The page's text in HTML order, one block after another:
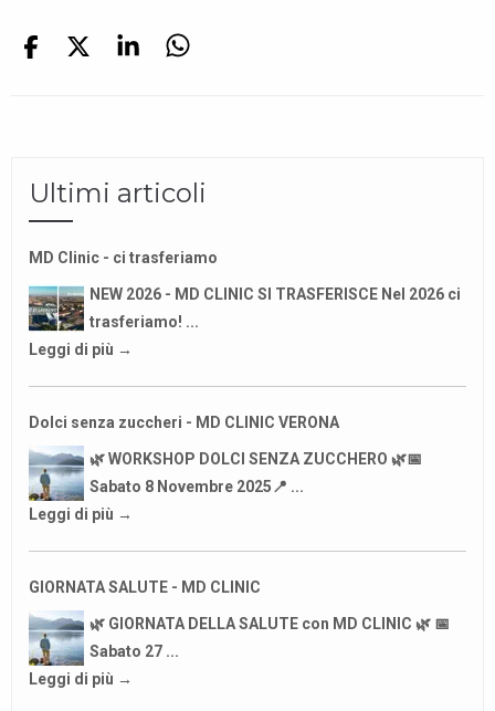
Ultimi articoli
MD Clinic - ci trasferiamo
NEW 2026 - MD CLINIC SI TRASFERISCE Nel 2026 ci
trasferiamo! ...
Leggi di più →
Dolci senza zuccheri - MD CLINIC VERONA
🌿 WORKSHOP DOLCI SENZA ZUCCHERO 🌿📅
Sabato 8 Novembre 2025📍 ...
Leggi di più →
GIORNATA SALUTE - MD CLINIC
🌿 GIORNATA DELLA SALUTE con MD CLINIC 🌿 📅
Sabato 27 ...
Leggi di più →